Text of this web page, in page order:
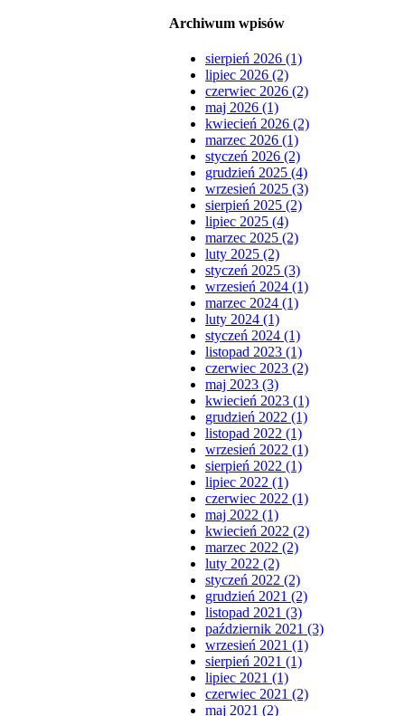
Archiwum wpisów
sierpień 2026 (1)
lipiec 2026 (2)
czerwiec 2026 (2)
maj 2026 (1)
kwiecień 2026 (2)
marzec 2026 (1)
styczeń 2026 (2)
grudzień 2025 (4)
wrzesień 2025 (3)
sierpień 2025 (2)
lipiec 2025 (4)
marzec 2025 (2)
luty 2025 (2)
styczeń 2025 (3)
wrzesień 2024 (1)
marzec 2024 (1)
luty 2024 (1)
styczeń 2024 (1)
listopad 2023 (1)
czerwiec 2023 (2)
maj 2023 (3)
kwiecień 2023 (1)
grudzień 2022 (1)
listopad 2022 (1)
wrzesień 2022 (1)
sierpień 2022 (1)
lipiec 2022 (1)
czerwiec 2022 (1)
maj 2022 (1)
kwiecień 2022 (2)
marzec 2022 (2)
luty 2022 (2)
styczeń 2022 (2)
grudzień 2021 (2)
listopad 2021 (3)
październik 2021 (3)
wrzesień 2021 (1)
sierpień 2021 (1)
lipiec 2021 (1)
czerwiec 2021 (2)
maj 2021 (2)